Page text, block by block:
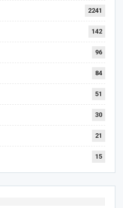
2241
142
96
84
51
30
21
15